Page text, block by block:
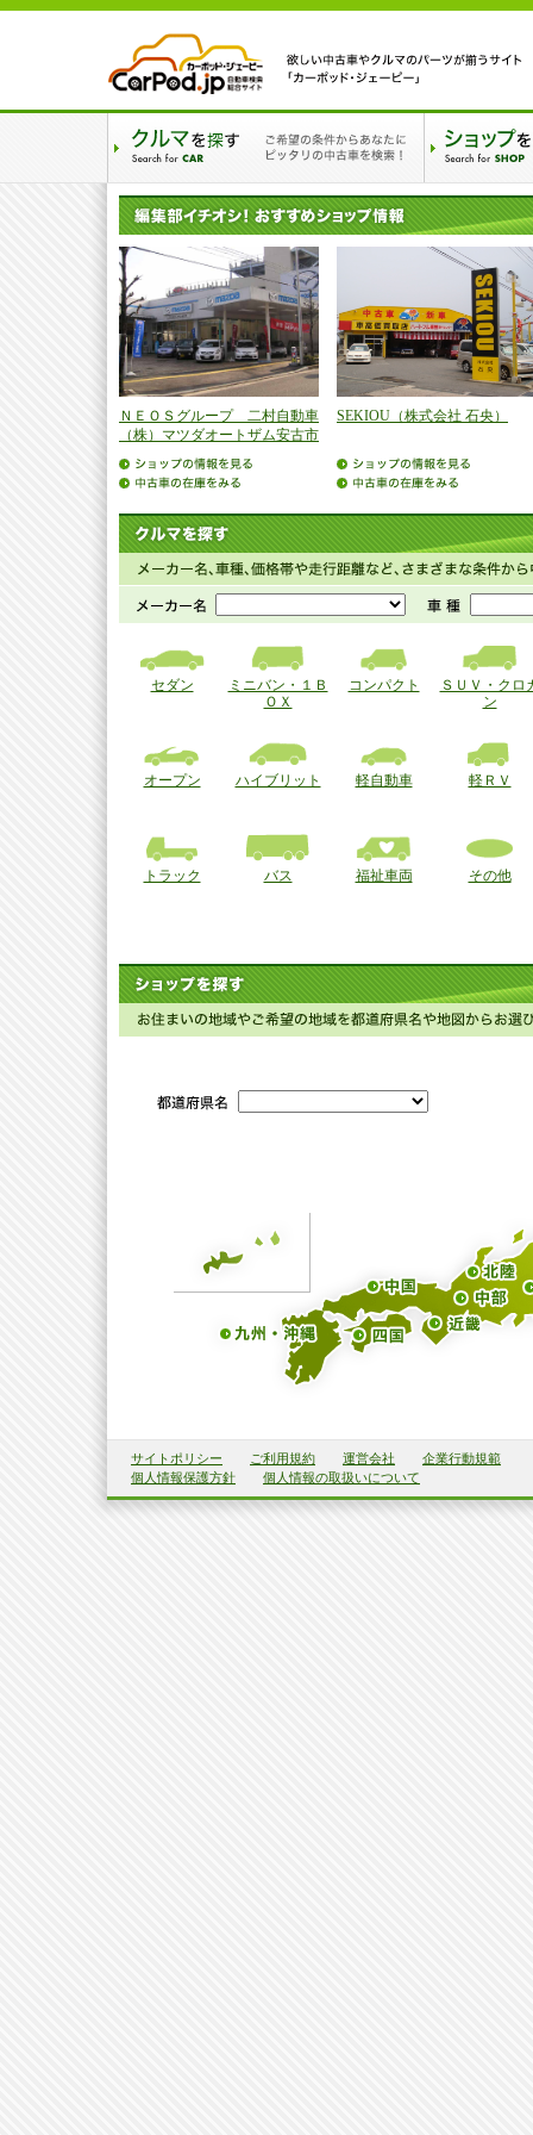
ＮＥＯＳグループ 二村自動車
（株）マツダオートザム安古市
SEKIOU（株式会社 石央）
セダン
ミニバン・１Ｂ
ＯＸ
コンパクト
ＳＵＶ・クロ
ン
オープン ハイブリット 軽自動車 軽ＲＶ
トラック バス 福祉車両 その他
サイトポリシー ご利用規約 運営会社
企業行動規範
個人情報保護方針
個人情報の取扱いについて